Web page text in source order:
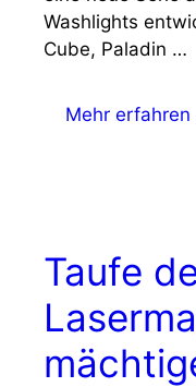
Washlights
Cube, Paladin …
Mehr
Taufe